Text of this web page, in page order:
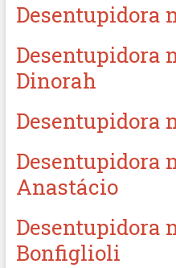
Desentupidora
Desentupidora
Dinorah
Desentupidora
Desentupidora
Anastácio
Desentupidora
Bonfiglioli